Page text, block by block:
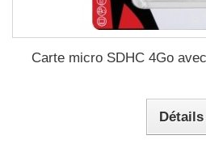
Carte micro SDHC 4Go
Détails